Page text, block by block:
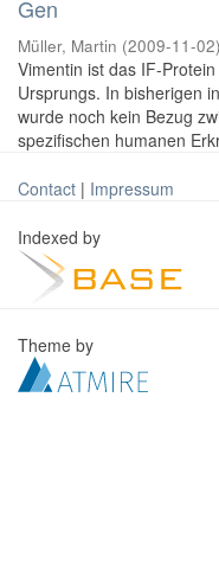
Gen
Müller, Martin (2009-11-02)
Vimentin ist das IF-
Ursprungs. In bisherigen
wurde noch kein Bezug
spezifischen humanen
Contact | Impressum
Indexed by
Theme by